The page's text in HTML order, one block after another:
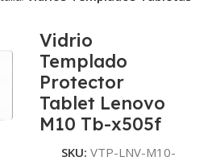
Vidrio
Templado
Protector
Tablet Lenovo
M10 Tb-x505f
SKU: VTP-LNV-M10-